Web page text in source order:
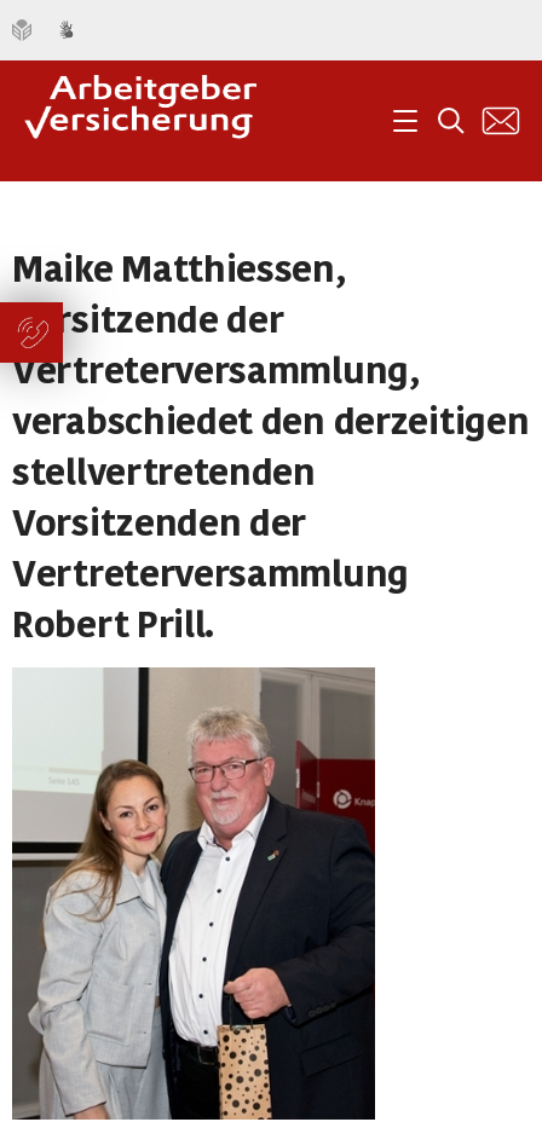
Menü Suche
Maike Matthiessen,
Vorsitzende der
Vertreterversammlung,
verabschiedet den derzeitigen
stellvertretenden
Vorsitzenden der
Vertreterversammlung
Robert Prill.